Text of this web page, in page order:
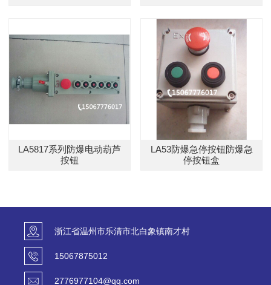
LA5817系列防爆电动葫芦
按钮
LA53防爆急停按钮防爆急
停按钮盒
浙江省温州市乐清市北白象镇南才村
15067875012
2776977104@qq.com